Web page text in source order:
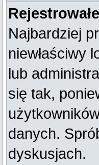
Najbardziej
niewłaściwy
lub
się tak,
danych.
dyskusjach.